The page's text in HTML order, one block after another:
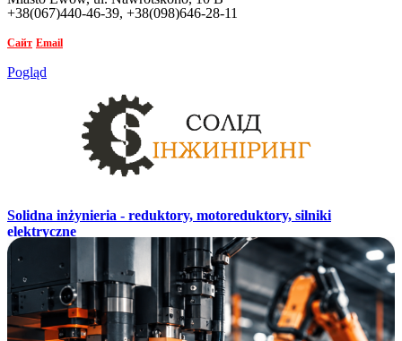
+38(067)440-46-39, +38(098)646-28-11
Сайт Email
Pogląd
Solidna inżynieria - reduktory, motoreduktory, silniki
elektryczne
61054, Charków, ul. Wasyl Stus, 9A, gabinet. 306
+38(099)724-41-11, +38(066)177-12-51
Сайт Email
Popularne kategorie